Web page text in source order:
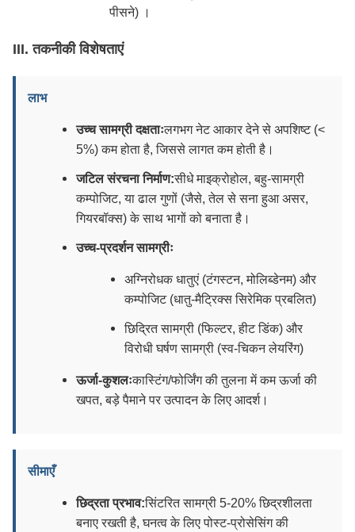
पीसने) ।
III. तकनीकी विशेषताएं
लाभ
उच्च सामग्री दक्षताःलगभग नेट आकार देने से अपशिष्ट (<
5%) कम होता है, जिससे लागत कम होती है।
जटिल संरचना निर्माण:सीधे माइक्रोहोल, बहु-सामग्री
कम्पोजिट, या ढाल गुणों (जैसे, तेल से सना हुआ असर,
गियरबॉक्स) के साथ भागों को बनाता है।
उच्च-प्रदर्शन सामग्रीः
अग्निरोधक धातुएं (टंगस्टन, मोलिब्डेनम) और
कम्पोजिट (धातु-मैट्रिक्स सिरेमिक प्रबलित)
छिद्रित सामग्री (फिल्टर, हीट डिंक) और
विरोधी घर्षण सामग्री (स्व-चिकन लेयरिंग)
ऊर्जा-कुशलःकास्टिंग/फोर्जिंग की तुलना में कम ऊर्जा की
खपत, बड़े पैमाने पर उत्पादन के लिए आदर्श।
सीमाएँ
छिद्रता प्रभाव:सिंटरित सामग्री 5-20% छिद्रशीलता
बनाए रखती है, घनत्व के लिए पोस्ट-प्रोसेसिंग की